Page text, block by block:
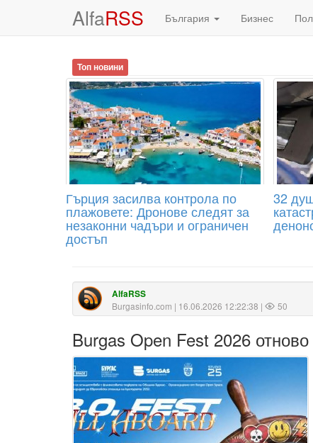
AlfaRSS България Бизнес
Топ новини
Гърция засилва контрола по
плажовете: Дронове следят за
незаконни чадъри и ограничен
достъп
32
AlfaRSS
Burgasinfo.com | 16.06.2026 12:22:38 | 50
Burgas Open Fest 2026